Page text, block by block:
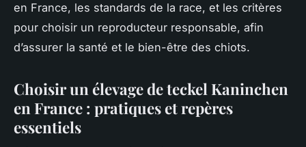
en France, les standards de la race, et les critères
pour choisir un reproducteur responsable, afin
d’assurer la santé et le bien-être des chiots.
Choisir un élevage de teckel Kaninchen
en France : pratiques et repères
essentiels